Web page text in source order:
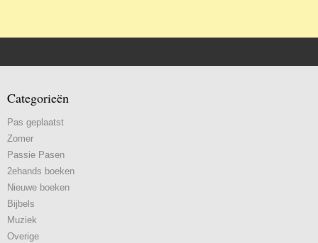
Categorieën
Pas geplaatst
Zomer
Passie Pasen
2ehands boeken
Nieuwe boeken
Bijbels
Muziek
Overige